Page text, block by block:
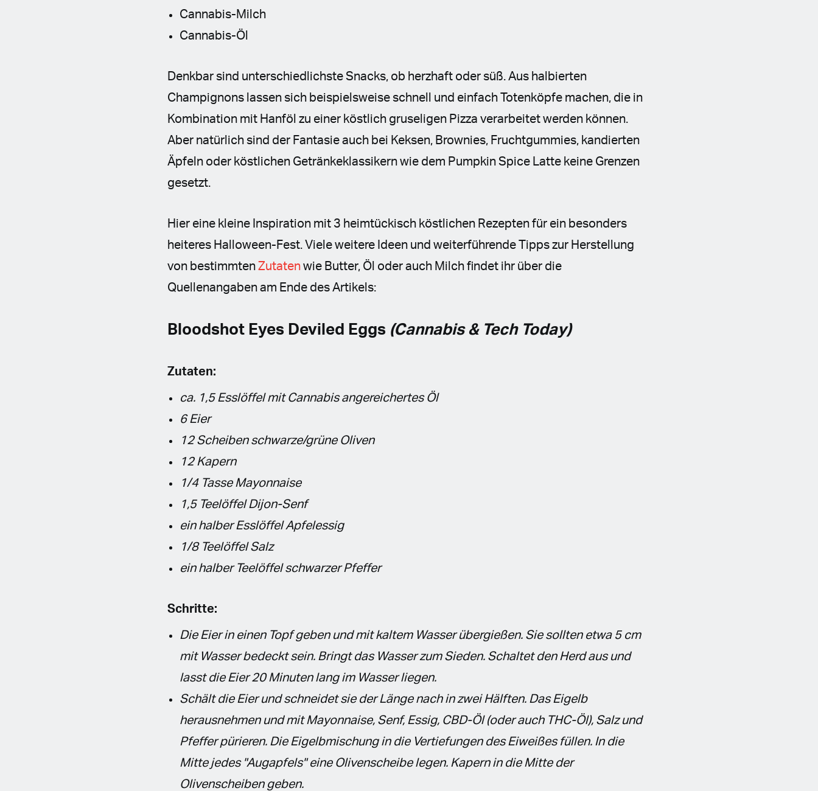
Cannabis-Milch
Cannabis-Öl
Denkbar sind unterschiedlichste Snacks, ob herzhaft oder süß. Aus halbierten
Champignons lassen sich beispielsweise schnell und einfach Totenköpfe machen, die in
Kombination mit Hanföl zu einer köstlich gruseligen Pizza verarbeitet werden können.
Aber natürlich sind der Fantasie auch bei Keksen, Brownies, Fruchtgummies, kandierten
Äpfeln oder köstlichen Getränkeklassikern wie dem Pumpkin Spice Latte keine Grenzen
gesetzt.
Hier eine kleine Inspiration mit 3 heimtückisch köstlichen Rezepten für ein besonders
heiteres Halloween-Fest. Viele weitere Ideen und weiterführende Tipps zur Herstellung
von bestimmtenZutaten wie Butter, Öl oder auch Milch findet ihr über die
Quellenangaben am Ende des Artikels:
Bloodshot Eyes Deviled Eggs (Cannabis & Tech Today)
Zutaten:
ca. 1,5 Esslöffel mit Cannabis angereichertes Öl
6 Eier
12 Scheiben schwarze/grüne Oliven
12 Kapern
1/4 Tasse Mayonnaise
1,5 Teelöffel Dijon-Senf
ein halber Esslöffel Apfelessig
1/8 Teelöffel Salz
ein halber Teelöffel schwarzer Pfeffer
Schritte:
Die Eier in einen Topf geben und mit kaltem Wasser übergießen. Sie sollten etwa 5 cm
mit Wasser bedeckt sein. Bringt das Wasser zum Sieden. Schaltet den Herd aus und
lasst die Eier 20 Minuten lang im Wasser liegen.
Schält die Eier und schneidet sie der Länge nach in zwei Hälften. Das Eigelb
herausnehmen und mit Mayonnaise, Senf, Essig, CBD-Öl (oder auch THC-Öl), Salz und
Pfeffer pürieren. Die Eigelbmischung in die Vertiefungen des Eiweißes füllen. In die
Mitte jedes "Augapfels" eine Olivenscheibe legen. Kapern in die Mitte der
Olivenscheiben geben.